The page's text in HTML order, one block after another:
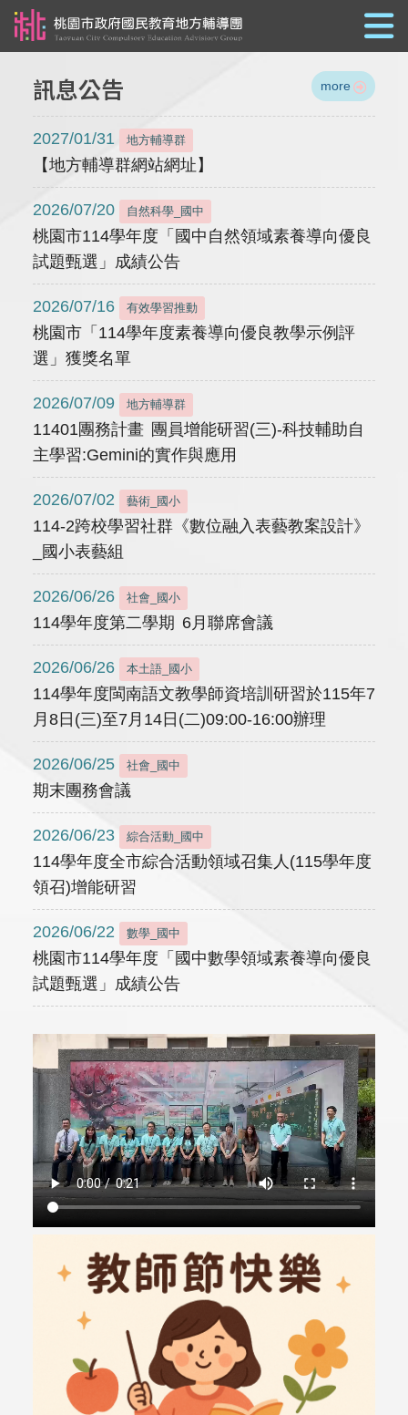
訊息公告 more
2027/01/31 地方輔導群
【地方輔導群網站網址】
2026/07/20 自然科學_國中
桃園市114學年度「國中自然領域素養導向優良
試題甄選」成績公告
2026/07/16 有效學習推動
桃園市「114學年度素養導向優良教學示例評
選」獲獎名單
2026/07/09 地方輔導群
11401團務計畫 團員增能研習(三)-科技輔助自
主學習:Gemini的實作與應用
2026/07/02 藝術_國小
114-2跨校學習社群《數位融入表藝教案設計》
_國小表藝組
2026/06/26 社會_國小
114學年度第二學期 6月聯席會議
2026/06/26 本土語_國小
114學年度閩南語文教學師資培訓研習於115年7
月8日(三)至7月14日(二)09:00-16:00辦理
2026/06/25 社會_國中
期末團務會議
2026/06/23 綜合活動_國中
114學年度全市綜合活動領域召集人(115學年度
領召)增能研習
2026/06/22 數學_國中
桃園市114學年度「國中數學領域素養導向優良
試題甄選」成績公告